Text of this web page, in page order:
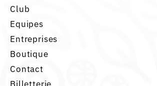
Club
Equipes
Entreprises
Boutique
Contact